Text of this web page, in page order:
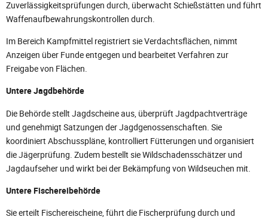
Zuverlässigkeitsprüfungen durch, überwacht Schießstätten und führt
Waffenaufbewahrungskontrollen durch.
Im Bereich Kampfmittel registriert sie Verdachtsflächen, nimmt
Anzeigen über Funde entgegen und bearbeitet Verfahren zur
Freigabe von Flächen.
Untere Jagdbehörde
Die Behörde stellt Jagdscheine aus, überprüft Jagdpachtverträge
und genehmigt Satzungen der Jagdgenossenschaften. Sie
koordiniert Abschusspläne, kontrolliert Fütterungen und organisiert
die Jägerprüfung. Zudem bestellt sie Wildschadensschätzer und
Jagdaufseher und wirkt bei der Bekämpfung von Wildseuchen mit.
Untere Fischereibehörde
Sie erteilt Fischereischeine, führt die Fischerprüfung durch und